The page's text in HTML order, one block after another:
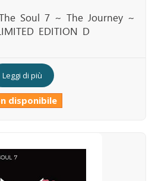
Soul 7 ~ The Journey ~
EDITION D
Leggi di più
disponibile